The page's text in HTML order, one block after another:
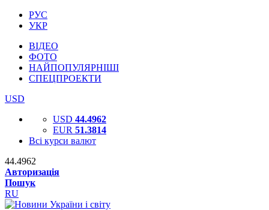
РУС
УКР
ВІДЕО
ФОТО
НАЙПОПУЛЯРНІШІ
СПЕЦПРОЕКТИ
USD
USD 44.4962
EUR 51.3814
Всі курси валют
44.4962
Авторизація
Пошук
RU